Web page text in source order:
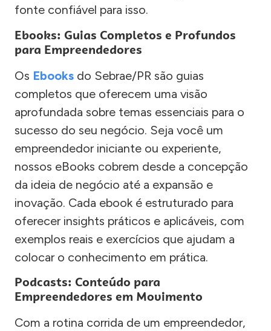
fonte confiável para isso.
Ebooks: Guias Completos e Profundos
para Empreendedores
Os Ebooks do Sebrae/PR são guias
completos que oferecem uma visão
aprofundada sobre temas essenciais para o
sucesso do seu negócio. Seja você um
empreendedor iniciante ou experiente,
nossos eBooks cobrem desde a concepção
da ideia de negócio até a expansão e
inovação. Cada ebook é estruturado para
oferecer insights práticos e aplicáveis, com
exemplos reais e exercícios que ajudam a
colocar o conhecimento em prática.
Podcasts: Conteúdo para
Empreendedores em Movimento
Com a rotina corrida de um empreendedor,